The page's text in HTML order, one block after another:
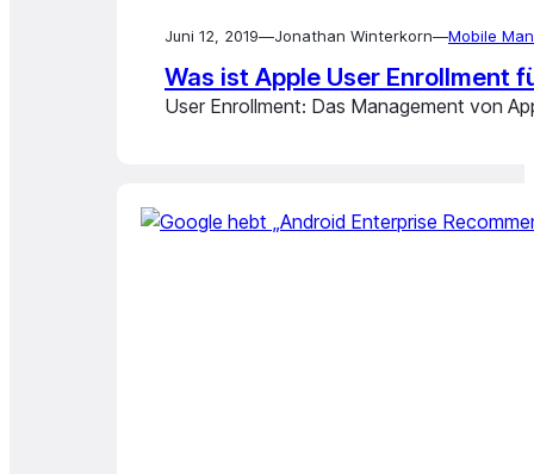
Juni 12, 2019—Jonathan Winterkorn—Mobile
Was ist Apple User Enrollment
User Enrollment: Das Management von